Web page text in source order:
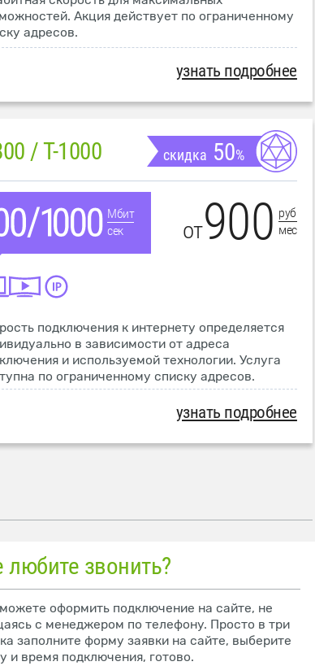
Акция действует по ограниченному
адресов.
узнать подробнее
/ T-1000 скидка 50%
Мбит
сек
от900 руб
мес
подключения к интернету определяется
в зависимости от адреса
и используемой технологии. Услуга
по ограниченному списку адресов.
узнать подробнее
любите звонить?
оформить подключение на сайте, не
с менеджером по телефону. Просто в три
заполните форму заявки на сайте, выберите
и время подключения, готово.